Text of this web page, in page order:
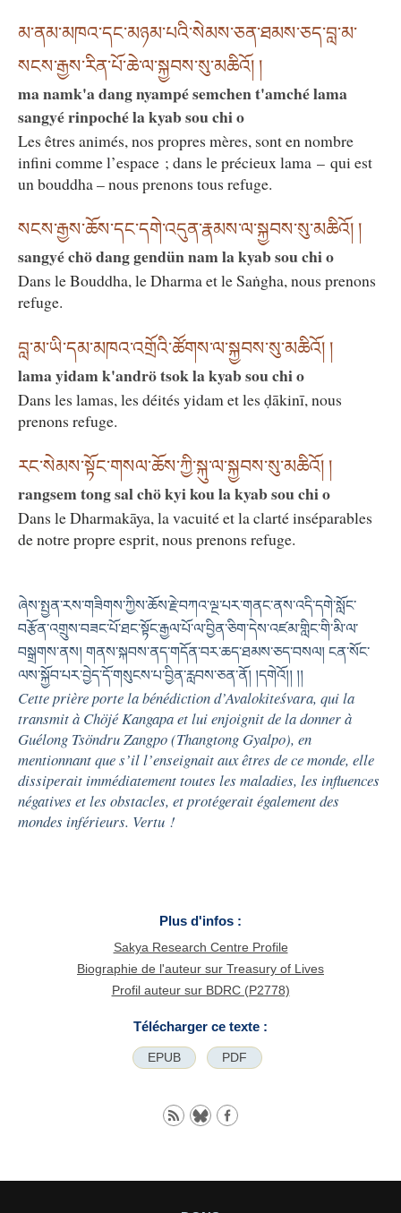
མ་ནམ་མཁའ་དང་མཉམ་པའི་སེམས་ཅན་ཐམས་ཅད་བླ་མ་
སངས་རྒྱས་རིན་པོ་ཆེ་ལ་སྐྱབས་སུ་མཆིའོ། །
ma namk'a dang nyampé semchen t'amché lama
sangyé rinpoché la kyab sou chi o
Les êtres animés, nos propres mères, sont en nombre
infini comme l’espace ; dans le précieux lama – qui est
un bouddha – nous prenons tous refuge.
སངས་རྒྱས་ཆོས་དང་དགེ་འདུན་རྣམས་ལ་སྐྱབས་སུ་མཆིའོ། །
sangyé chö dang gendün nam la kyab sou chi o
Dans le Bouddha, le Dharma et le Saṅgha, nous prenons
refuge.
བླ་མ་ཡི་དམ་མཁའ་འགྲོའི་ཚོགས་ལ་སྐྱབས་སུ་མཆིའོ། །
lama yidam k'andrö tsok la kyab sou chi o
Dans les lamas, les déités yidam et les ḍākinī, nous
prenons refuge.
རང་སེམས་སྟོང་གསལ་ཆོས་ཀྱི་སྐུ་ལ་སྐྱབས་སུ་མཆིའོ། །
rangsem tong sal chö kyi kou la kyab sou chi o
Dans le Dharmakāya, la vacuité et la clarté inséparables
de notre propre esprit, nous prenons refuge.
ཞེས་སྤྱན་རས་གཟིགས་ཀྱིས་ཆོས་རྗེ་བཀའ་ལྔ་པར་གནང་ནས་འདི་དགེ་སློང་
བརྩོན་འགྲུས་བཟང་པོ་ཐང་སྟོང་རྒྱལ་པོ་ལ་བྱིན་ཅིག་དེས་འཛམ་གླིང་གི་མི་ལ་
བསྒྲགས་ནས། གནས་སྐབས་ནད་གདོན་བར་ཆད་ཐམས་ཅད་བསལ། ངན་སོང་
ལས་སྐྱོབ་པར་བྱེད་དོ་གསུངས་པ་བྱིན་རླབས་ཅན་ནོ། །དགེའོ།། །།
Cette prière porte la bénédiction d’Avalokiteśvara, qui la
transmit à Chöjé Kangapa et lui enjoignit de la donner à
Guélong Tsöndru Zangpo (Thangtong Gyalpo), en
mentionnant que s’il l’enseignait aux êtres de ce monde, elle
dissiperait immédiatement toutes les maladies, les influences
négatives et les obstacles, et protégerait également des
mondes inférieurs. Vertu !
Plus d'infos :
Sakya Research Centre Profile
Biographie de l'auteur sur Treasury of Lives
Profil auteur sur BDRC (P2778)
Télécharger ce texte :
EPUB PDF